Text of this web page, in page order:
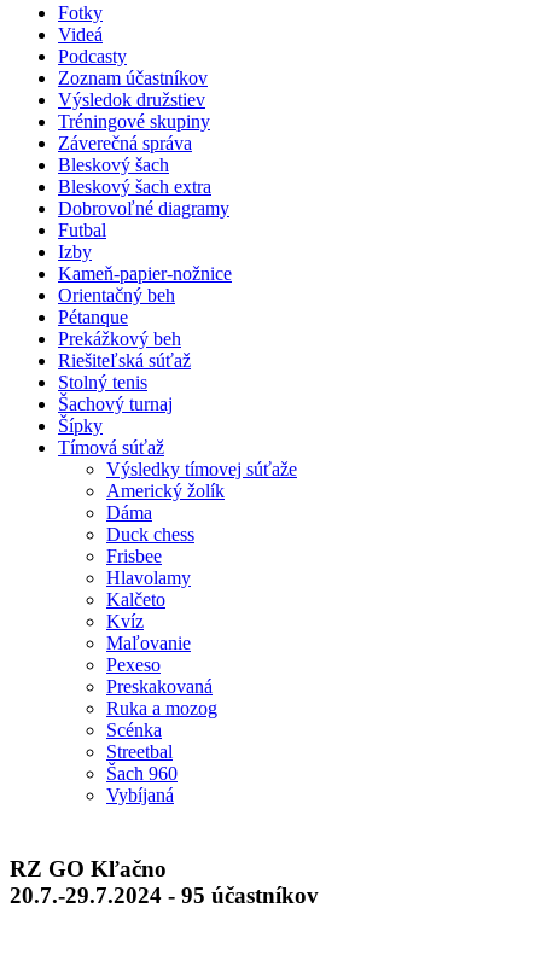
Fotky
Videá
Podcasty
Zoznam účastníkov
Výsledok družstiev
Tréningové skupiny
Záverečná správa
Bleskový šach
Bleskový šach extra
Dobrovoľné diagramy
Futbal
Izby
Kameň-papier-nožnice
Orientačný beh
Pétanque
Prekážkový beh
Riešiteľská súťaž
Stolný tenis
Šachový turnaj
Šípky
Tímová súťaž
Výsledky tímovej súťaže
Americký žolík
Dáma
Duck chess
Frisbee
Hlavolamy
Kalčeto
Kvíz
Maľovanie
Pexeso
Preskakovaná
Ruka a mozog
Scénka
Streetbal
Šach 960
Vybíjaná
RZ GO Kľačno
20.7.-29.7.2024 - 95 účastníkov